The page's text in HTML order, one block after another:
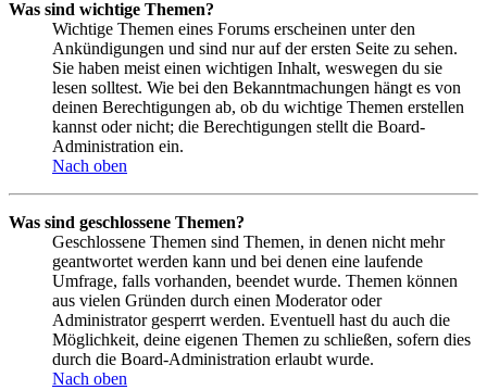
Was sind wichtige Themen?
Wichtige Themen eines Forums erscheinen unter den
Ankündigungen und sind nur auf der ersten Seite zu sehen.
Sie haben meist einen wichtigen Inhalt, weswegen du sie
lesen solltest. Wie bei den Bekanntmachungen hängt es von
deinen Berechtigungen ab, ob du wichtige Themen erstellen
kannst oder nicht; die Berechtigungen stellt die Board-
Administration ein.
Nach oben
Was sind geschlossene Themen?
Geschlossene Themen sind Themen, in denen nicht mehr
geantwortet werden kann und bei denen eine laufende
Umfrage, falls vorhanden, beendet wurde. Themen können
aus vielen Gründen durch einen Moderator oder
Administrator gesperrt werden. Eventuell hast du auch die
Möglichkeit, deine eigenen Themen zu schließen, sofern dies
durch die Board-Administration erlaubt wurde.
Nach oben